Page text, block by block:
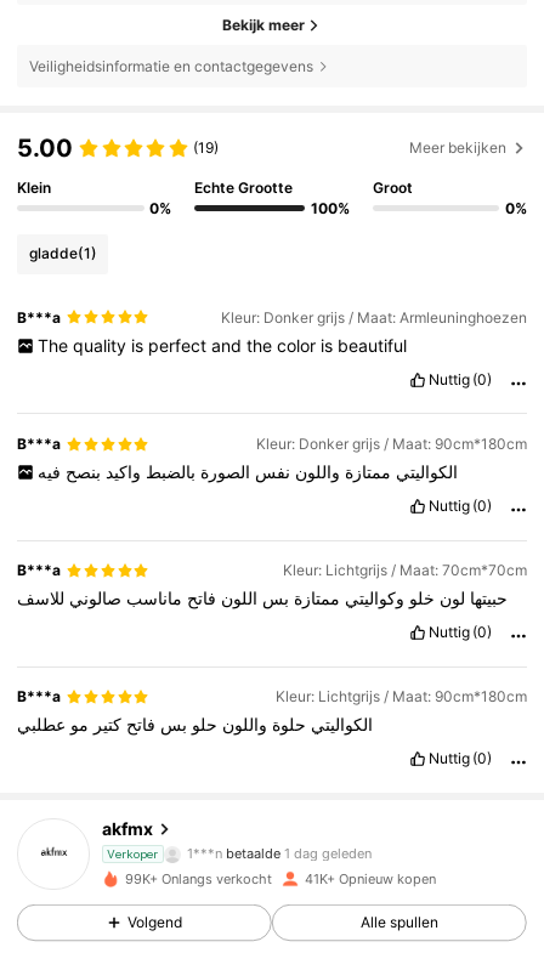
Bekijk meer
Veiligheidsinformatie en contactgegevens
5.00 (19) Meer bekijken
Klein
0%
Echte Grootte
100%
Groot
0%
gladde(1)
B***a Kleur: Donker grijs / Maat: Armleuninghoezen
The quality is perfect and the color is beautiful
Nuttig (0)
B***a Kleur: Donker grijs / Maat: 90cm*180cm
الكواليتي ممتازة واللون نفس الصورة بالضبط واكيد بنصح فيه
Nuttig (0)
B***a Kleur: Lichtgrijs / Maat: 70cm*70cm
حبيتها لون خلو وكواليتي ممتازة بس اللون فاتح ماناسب صالوني للاسف
Nuttig (0)
B***a Kleur: Lichtgrijs / Maat: 90cm*180cm
الكواليتي حلوة واللون حلو بس فاتح كتير مو عطلبي
Nuttig (0)
akfmx
Verkoper
1***n betaalde 1 dag geleden
4.84 6K Volgers
99K+ Onlangs verkocht 41K+ Opnieuw kopen
Volgend Alle spullen